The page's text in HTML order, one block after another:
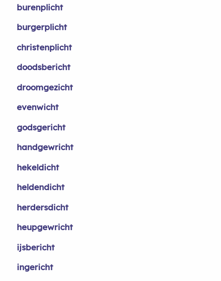
burenplicht
burgerplicht
christenplicht
doodsbericht
droomgezicht
evenwicht
godsgericht
handgewricht
hekeldicht
heldendicht
herdersdicht
heupgewricht
ijsbericht
ingericht